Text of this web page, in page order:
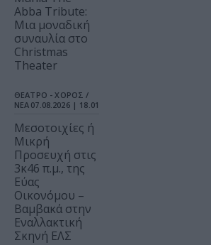
Abba Tribute:
Μια μοναδική
συναυλία στο
Christmas
Theater
ΘΕΑΤΡΟ - ΧΟΡΟΣ /
ΝΕΑ 07.08.2026 | 18.01
Μεσοτοιχίες ή
Μικρή
Προσευχή στις
3κ46 π.μ., της
Εύας
Οικονόμου –
Βαμβακά στην
Εναλλακτική
Σκηνή ΕΛΣ